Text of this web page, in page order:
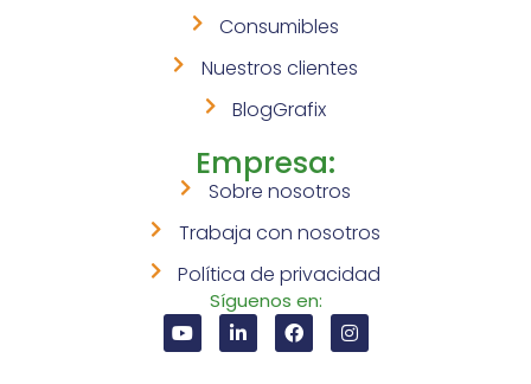
Consumibles
Nuestros clientes
BlogGrafix
Empresa:
Sobre nosotros
Trabaja con nosotros
Política de privacidad
Síguenos en: